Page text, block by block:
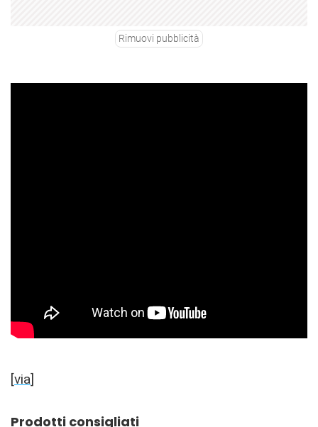
Rimuovi pubblicità
[via]
Prodotti consigliati